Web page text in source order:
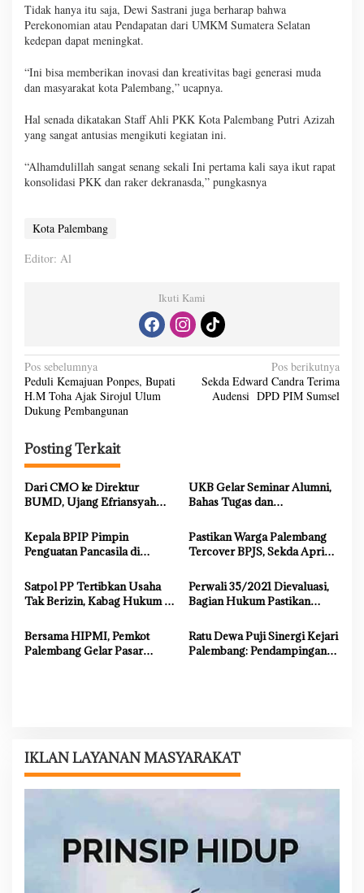
Tidak hanya itu saja, Dewi Sastrani juga berharap bahwa
Perekonomian atau Pendapatan dari UMKM Sumatera Selatan
kedepan dapat meningkat.
“Ini bisa memberikan inovasi dan kreativitas bagi generasi muda
dan masyarakat kota Palembang,” ucapnya.
Hal senada dikatakan Staff Ahli PKK Kota Palembang Putri Azizah
yang sangat antusias mengikuti kegiatan ini.
“Alhamdulillah sangat senang sekali Ini pertama kali saya ikut rapat
konsolidasi PKK dan raker dekranasda,” pungkasnya
Kota Palembang
Editor: Al
Ikuti Kami
N
a
v
i
g
a
s
i
p
o
s
Pos sebelumnya
Peduli Kemajuan Ponpes, Bupati
H.M Toha Ajak Sirojul Ulum
Dukung Pembangunan
Pos berikutnya
Sekda Edward Candra Terima
Audensi DPD PIM Sumsel
Posting Terkait
Dari CMO ke Direktur
BUMD, Ujang Efriansyah
Integritas dalam Memimpin
UKB Gelar Seminar Alumni,
Bahas Tugas dan
Menyalurkan Aspirasi Rakyat
Kepala BPIP Pimpin
Penguatan Pancasila di
Pastikan Warga Palembang
Tercover BPJS, Sekda Aprizal
BPJS Kesehatan
Satpol PP Tertibkan Usaha
Tak Berizin, Kabag Hukum :
Prosedur
Perwali 35/2021 Dievaluasi,
Bagian Hukum Pastikan
Bersama HIPMI, Pemkot
Palembang Gelar Pasar
Ratu Dewa Puji Sinergi Kejari
Palembang: Pendampingan
IKLAN LAYANAN MASYARAKAT